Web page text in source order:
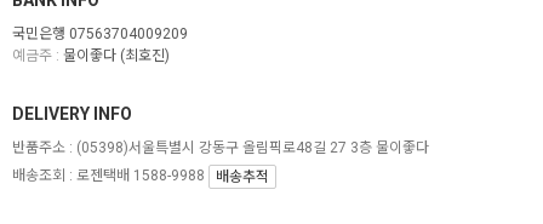
국민은행 07563704009209
예금주 : 물이좋다 (최호진)
DELIVERY INFO
반품주소 : (05398)서울특별시 강동구 올림픽로48길 27 3층 물이좋다
배송조회 : 로젠택배 1588-9988
배송추적